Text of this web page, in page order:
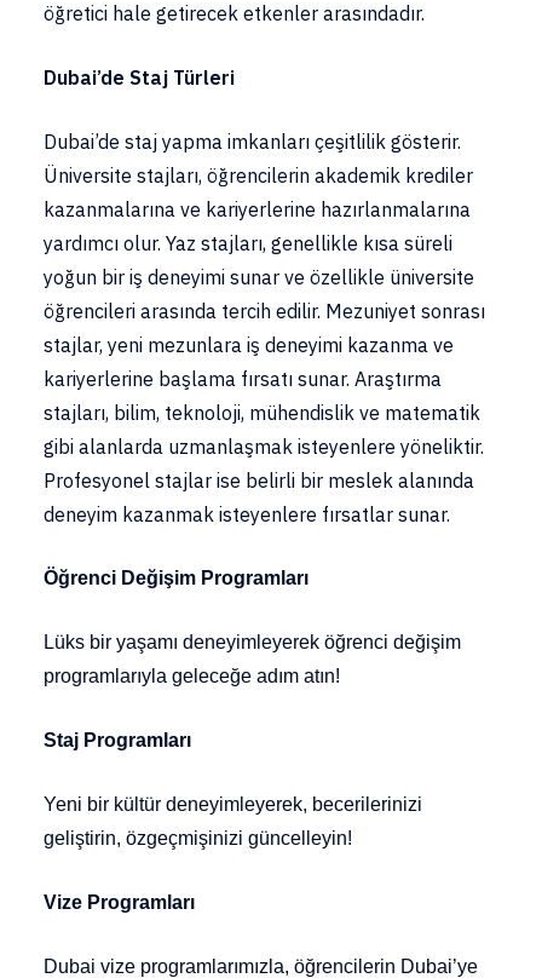
öğretici hale getirecek etkenler arasındadır.
Dubai’de Staj Türleri
Dubai’de staj yapma imkanları çeşitlilik gösterir.
Üniversite stajları, öğrencilerin akademik krediler
kazanmalarına ve kariyerlerine hazırlanmalarına
yardımcı olur. Yaz stajları, genellikle kısa süreli
yoğun bir iş deneyimi sunar ve özellikle üniversite
öğrencileri arasında tercih edilir. Mezuniyet sonrası
stajlar, yeni mezunlara iş deneyimi kazanma ve
kariyerlerine başlama fırsatı sunar. Araştırma
stajları, bilim, teknoloji, mühendislik ve matematik
gibi alanlarda uzmanlaşmak isteyenlere yöneliktir.
Profesyonel stajlar ise belirli bir meslek alanında
deneyim kazanmak isteyenlere fırsatlar sunar.
Öğrenci Değişim Programları
Lüks bir yaşamı deneyimleyerek öğrenci değişim
programlarıyla geleceğe adım atın!
Staj Programları
Yeni bir kültür deneyimleyerek, becerilerinizi
geliştirin, özgeçmişinizi güncelleyin!
Vize Programları
Dubai vize programlarımızla, öğrencilerin Dubai’ye